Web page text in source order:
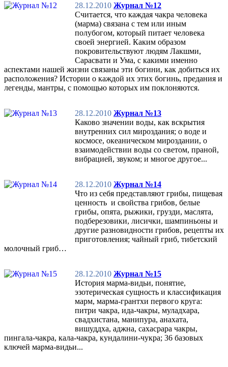
28.12.2010 Журнал №12
Считается, что каждая чакра человека
(марма) связана с тем или иным
полубогом, который питает человека
своей энергией. Каким образом
покровительствуют людям Лакшми,
Сарасвати и Ума, с какими именно
аспектами нашей жизни связаны эти богини, как добиться их
расположения? Истории о каждой их этих богинь, предания и
легенды, мантры, с помощью которых им поклоняются.
28.12.2010 Журнал №13
Каково значении воды, как вскрытия
внутренних сил мироздания; о воде и
космосе, океаническом мироздании, о
взаимодействии воды со светом, праной,
вибрацией, звуком; и многое другое...
28.12.2010 Журнал №14
Что из себя представляют грибы, пищевая
ценность и свойства грибов, белые
грибы, опята, рыжики, грузди, маслята,
подберезовики, лисички, шампиньоны и
другие разновидности грибов, рецепты их
приготовления; чайный гриб, тибетский
молочный гриб…
28.12.2010 Журнал №15
История марма-видьи, понятие,
эзотерическая сущность и классификация
марм, марма-грантхи первого круга:
питри чакра, ида-чакры, муладхара,
свадхистана, манипура, анахата,
вишуддха, аджна, сахасрара чакры,
пингала-чакра, кала-чакра, кундалини-чукра; 36 базовых
ключей марма-видьи...